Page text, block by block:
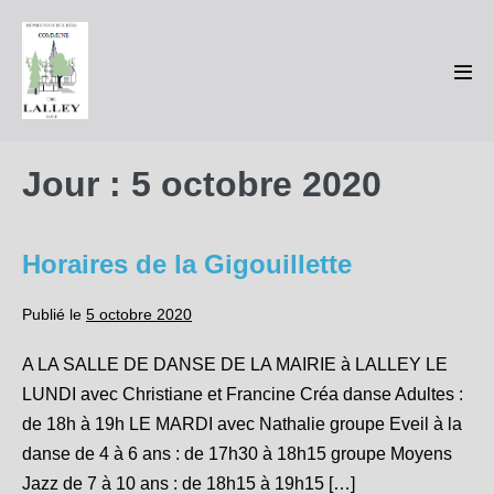
contenu
Jour : 5 octobre 2020
Horaires de la Gigouillette
Publié le 5 octobre 2020
A LA SALLE DE DANSE DE LA MAIRIE à LALLEY LE
LUNDI avec Christiane et Francine Créa danse Adultes :
de 18h à 19h LE MARDI avec Nathalie groupe Eveil à la
danse de 4 à 6 ans : de 17h30 à 18h15 groupe Moyens
Jazz de 7 à 10 ans : de 18h15 à 19h15 […]